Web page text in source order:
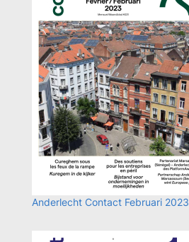
Anderlecht Contact Februari 2023